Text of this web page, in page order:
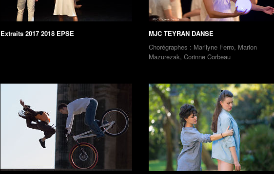
Extraits 2017 2018 EPSE
MJC TEYRAN DANSE
Chorégraphes : Marilyne Ferro, Marion
Mazurezak, Corinne Corbeau